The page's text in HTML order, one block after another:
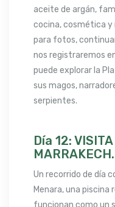
aceite de argán,
cocina, cosmética y
para fotos,
nos registraremos
puede explorar la
sus magos,
serpientes.
Día 12:
MARRAKECH.
Un recorrido de día
Menara, una piscina
funcionan como un